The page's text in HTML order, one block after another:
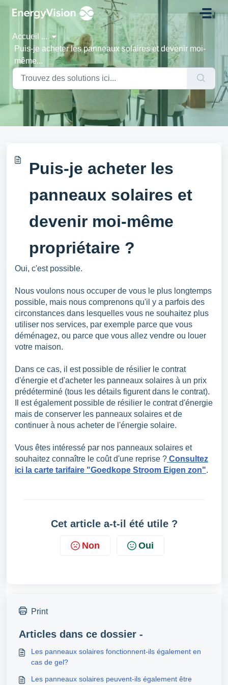
Passer au contenu principal
Accueil ...
Puis-je acheter les panneaux solaires et devenir moi-
même...
Puis-je acheter les
panneaux solaires et
devenir moi-même
propriétaire ?
Oui, c'est possible.
Nous voulons nous occuper de vous le plus longtemps
possible, mais nous comprenons qu'il y a parfois des
circonstances dans lesquelles vous ne souhaitez plus
utiliser nos services, par exemple parce que vous
déménagez, ou parce que vous allez vendre ou louer
votre maison.
Dans ce cas, il est possible de résilier le contrat
d'énergie et d'acheter les panneaux solaires à un prix
prédéterminé (tous les détails figurent dans le contrat).
Il est également possible de résilier le contrat d'énergie
mais de conserver les panneaux solaires et de
continuer à nous acheter de l'énergie solaire.
Vous êtes intéressé par nos panneaux solaires et
souhaitez connaître le coût d'une reprise ? Consultez
ici la carte tarifaire "Goedkope Stroom Eigen zon".
Cet article a-t-il été utile ?
Non Oui
Print
Articles dans ce dossier -
Les panneaux solaires fonctionnent-ils également en
cas de gel?
Les panneaux solaires peuvent-ils également être